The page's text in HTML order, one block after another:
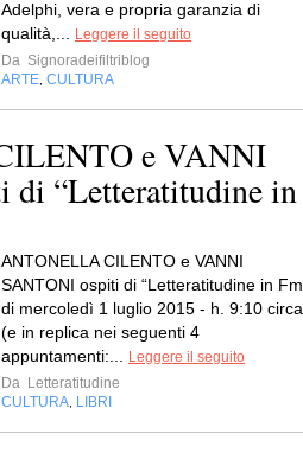
Adelphi, vera e propria garanzia di
qualità,...
Leggere il seguito
Da Signoradeifiltriblog
ARTE CULTURA
e VANNI
di “Letteratitudine in
ANTONELLA CILENTO e VANNI
SANTONI ospiti di “Letteratitudine in
di mercoledì 1 luglio 2015 - h. 9:10 circa
(e in replica nei seguenti 4
appuntamenti:...
Leggere il seguito
Da Letteratitudine
CULTURA LIBRI